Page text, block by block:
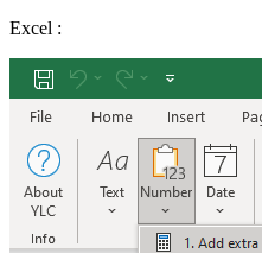
Excel :